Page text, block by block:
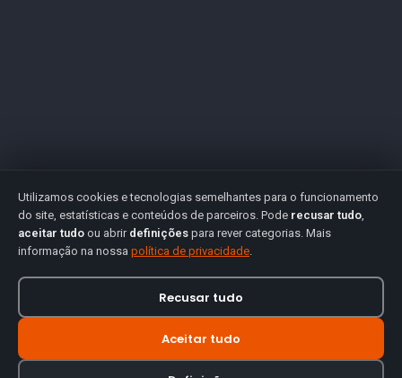
Utilizamos cookies e tecnologias semelhantes para o funcionamento
do site, estatísticas e conteúdos de parceiros. Pode recusar tudo,
aceitar tudo ou abrir definições para rever categorias. Mais
informação na nossa política de privacidade.
Recusar tudo
Aceitar tudo